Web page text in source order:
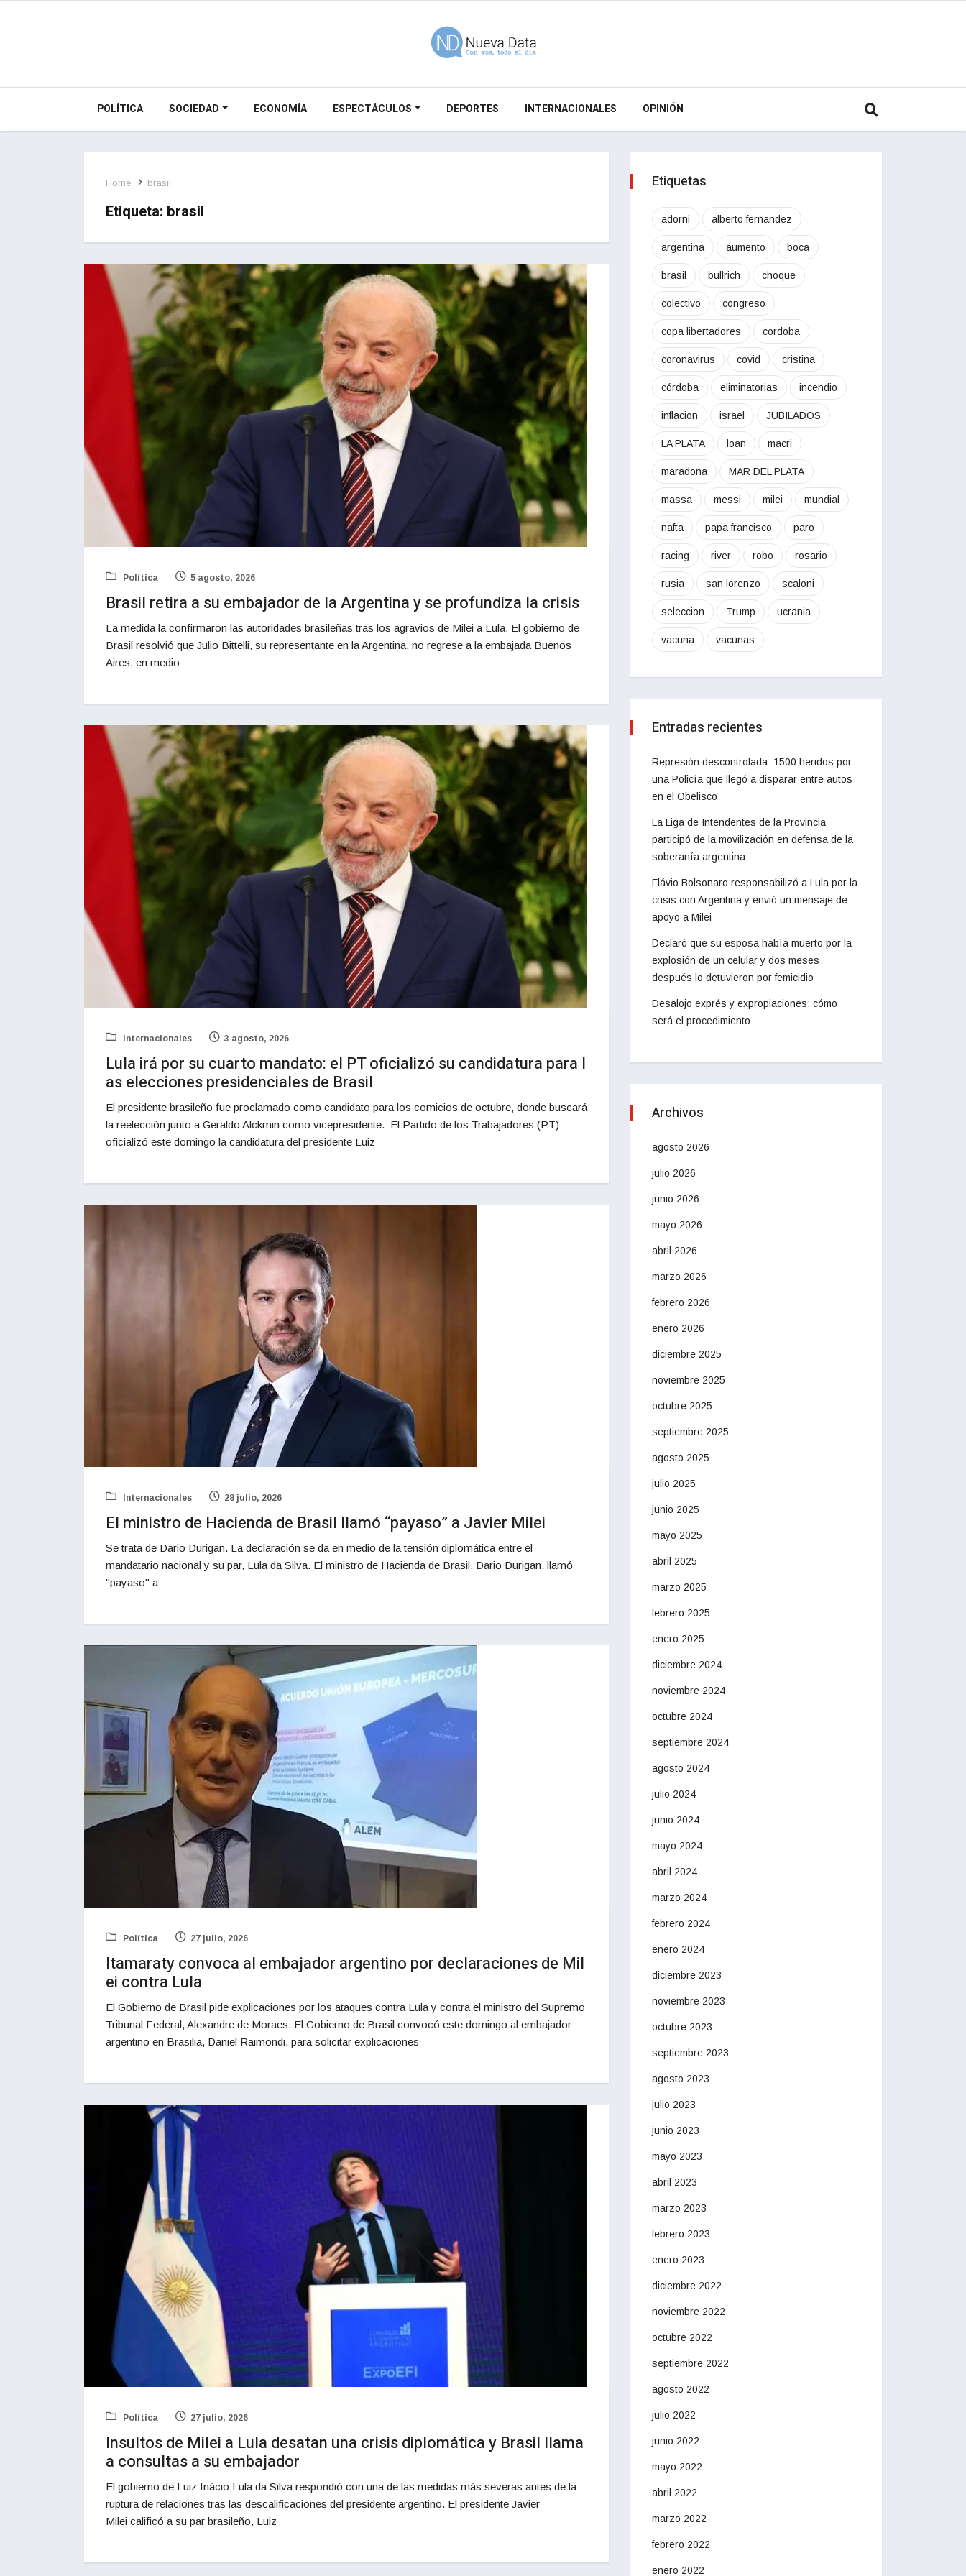
POLÍTICA SOCIEDAD ECONOMÍA ESPECTÁCULOS DEPORTES INTERNACIONALES OPINIÓN
Home brasil
Etiqueta: brasil
Política 5 agosto, 2026
Brasil retira a su embajador de la Argentina y se profundiza la crisis
La medida la confirmaron las autoridades brasileñas tras los agravios de Milei a Lula. El gobierno de
Brasil resolvió que Julio Bittelli, su representante en la Argentina, no regrese a la embajada Buenos
Aires, en medio
Internacionales 3 agosto, 2026
Lula irá por su cuarto mandato: el PT oficializó su candidatura para l
as elecciones presidenciales de Brasil
El presidente brasileño fue proclamado como candidato para los comicios de octubre, donde buscará
la reelección junto a Geraldo Alckmin como vicepresidente. El Partido de los Trabajadores (PT)
oficializó este domingo la candidatura del presidente Luiz
Internacionales 28 julio, 2026
El ministro de Hacienda de Brasil llamó “payaso” a Javier Milei
Se trata de Dario Durigan. La declaración se da en medio de la tensión diplomática entre el
mandatario nacional y su par, Lula da Silva. El ministro de Hacienda de Brasil, Dario Durigan, llamó
"payaso" a
Política 27 julio, 2026
Itamaraty convoca al embajador argentino por declaraciones de Mil
ei contra Lula
El Gobierno de Brasil pide explicaciones por los ataques contra Lula y contra el ministro del Supremo
Tribunal Federal, Alexandre de Moraes. El Gobierno de Brasil convocó este domingo al embajador
argentino en Brasilia, Daniel Raimondi, para solicitar explicaciones
Política 27 julio, 2026
Insultos de Milei a Lula desatan una crisis diplomática y Brasil llama
a consultas a su embajador
El gobierno de Luiz Inácio Lula da Silva respondió con una de las medidas más severas antes de la
ruptura de relaciones tras las descalificaciones del presidente argentino. El presidente Javier
Milei calificó a su par brasileño, Luiz
Etiquetas
adorni alberto fernandez
argentina aumento boca
brasil bullrich choque
colectivo congreso
copa libertadores cordoba
coronavirus covid cristina
córdoba eliminatorias incendio
inflacion israel JUBILADOS
LA PLATA loan macri
maradona MAR DEL PLATA
massa messi milei mundial
nafta papa francisco paro
racing river robo rosario
rusia san lorenzo scaloni
seleccion Trump ucrania
vacuna vacunas
Entradas recientes
Represión descontrolada: 1500 heridos por
una Policía que llegó a disparar entre autos
en el Obelisco
La Liga de Intendentes de la Provincia
participó de la movilización en defensa de la
soberanía argentina
Flávio Bolsonaro responsabilizó a Lula por la
crisis con Argentina y envió un mensaje de
apoyo a Milei
Declaró que su esposa había muerto por la
explosión de un celular y dos meses
después lo detuvieron por femicidio
Desalojo exprés y expropiaciones: cómo
será el procedimiento
Archivos
agosto 2026
julio 2026
junio 2026
mayo 2026
abril 2026
marzo 2026
febrero 2026
enero 2026
diciembre 2025
noviembre 2025
octubre 2025
septiembre 2025
agosto 2025
julio 2025
junio 2025
mayo 2025
abril 2025
marzo 2025
febrero 2025
enero 2025
diciembre 2024
noviembre 2024
octubre 2024
septiembre 2024
agosto 2024
julio 2024
junio 2024
mayo 2024
abril 2024
marzo 2024
febrero 2024
enero 2024
diciembre 2023
noviembre 2023
octubre 2023
septiembre 2023
agosto 2023
julio 2023
junio 2023
mayo 2023
abril 2023
marzo 2023
febrero 2023
enero 2023
diciembre 2022
noviembre 2022
octubre 2022
septiembre 2022
agosto 2022
julio 2022
junio 2022
mayo 2022
abril 2022
marzo 2022
febrero 2022
enero 2022